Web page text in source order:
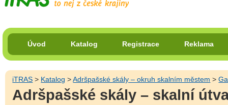
Úvod Katalog Registrace Reklama
iTRAS > Katalog >Adršpašské skály – okruh skalním městem >
Adršpašské skály – skalní